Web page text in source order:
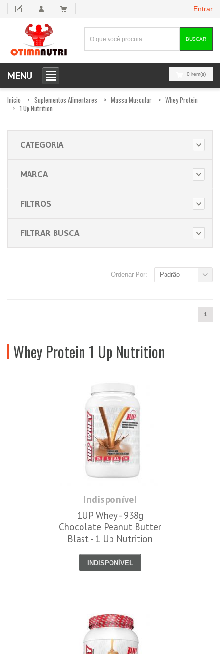
Entrar
BUSCAR
0 item(s)
MENU
Inicio Suplementos Alimentares Massa Muscular
Whey Protein
1 Up Nutrition
CATEGORIA
MARCA
FILTROS
FILTRAR BUSCA
Ordenar Por: Padrão
1
Whey Protein 1 Up Nutrition
Indisponível
1UP Whey - 938g
Chocolate Peanut Butter
Blast - 1 Up Nutrition
INDISPONÍVEL